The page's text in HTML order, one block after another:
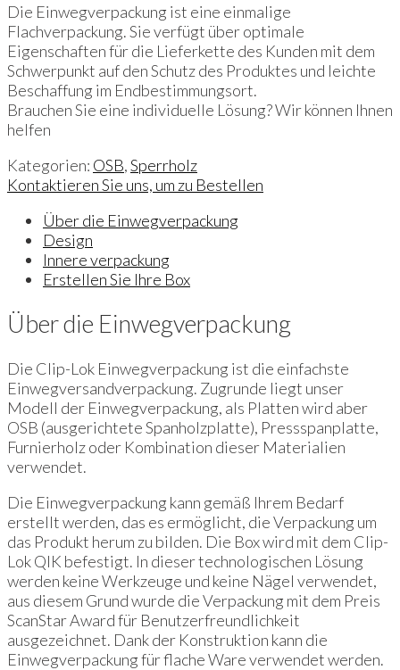
Die Einwegverpackung ist eine einmalige
Flachverpackung. Sie verfügt über optimale
Eigenschaften für die Lieferkette des Kunden mit dem
Schwerpunkt auf den Schutz des Produktes und leichte
Beschaffung im Endbestimmungsort.
Brauchen Sie eine individuelle Lösung? Wir können Ihnen
helfen
Kategorien: OSB,Sperrholz
Kontaktieren Sie uns, um zu Bestellen
Über die Einwegverpackung
Design
Innere verpackung
Erstellen Sie Ihre Box
Über die Einwegverpackung
Die Clip-Lok Einwegverpackung ist die einfachste
Einwegversandverpackung. Zugrunde liegt unser
Modell der Einwegverpackung, als Platten wird aber
OSB (ausgerichtete Spanholzplatte), Pressspanplatte,
Furnierholz oder Kombination dieser Materialien
verwendet.
Die Einwegverpackung kann gemäß Ihrem Bedarf
erstellt werden, das es ermöglicht, die Verpackung um
das Produkt herum zu bilden. Die Box wird mit dem Clip-
Lok QIK befestigt. In dieser technologischen Lösung
werden keine Werkzeuge und keine Nägel verwendet,
aus diesem Grund wurde die Verpackung mit dem Preis
ScanStar Award für Benutzerfreundlichkeit
ausgezeichnet. Dank der Konstruktion kann die
Einwegverpackung für flache Ware verwendet werden.